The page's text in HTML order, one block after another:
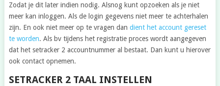
Zodat je dit later indien nodig. Alsnog kunt opzoeken als je niet
meer kan inloggen. Als de login gegevens niet meer te achterhalen
zijn. En ook niet meer op te vragen dan dient het account gereset
te worden. Als bv tijdens het registratie proces wordt aangegeven
dat het setracker 2 accountnummer al bestaat. Dan kunt u hierover
ook contact opnemen.
SETRACKER 2 TAAL INSTELLEN